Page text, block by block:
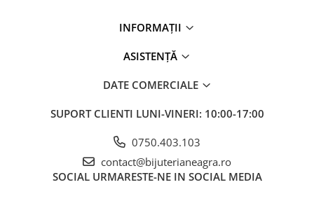
INFORMAȚII
ASISTENȚĂ
DATE COMERCIALE
SUPORT CLIENTI LUNI-VINERI: 10:00-17:00
0750.403.103
contact@bijuterianeagra.ro
SOCIAL URMARESTE-NE IN SOCIAL MEDIA